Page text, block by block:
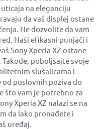
na eleganciju
da vaš displej ostane
Ne dozvolite da vam
Naši efikasni punjači i
Sony Xperia XZ ostane
poboljšajte svoje
slušalicama i
od poslovnih poziva do
što vam je potrebno za
Xperia XZ nalazi se na
da lako pronađete i
uređaj.